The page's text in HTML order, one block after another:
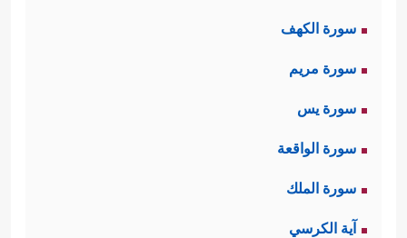
سورة الكهف
سورة مريم
سورة يس
سورة الواقعة
سورة الملك
آية الكرسي